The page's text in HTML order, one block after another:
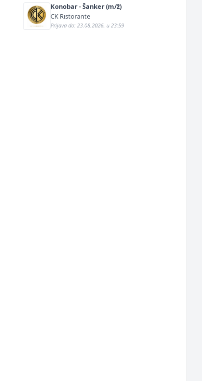
Konobar - Šanker (m/ž)
CK Ristorante
Prijava do: 23.08.2026. u 23:59